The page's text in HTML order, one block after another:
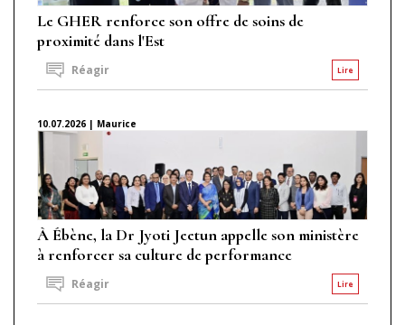
Le GHER renforce son offre de soins de
proximité dans l'Est
Lire
Réagir
10.07.2026 | Maurice
À Ébène, la Dr Jyoti Jeetun appelle son ministère
à renforcer sa culture de performance
Lire
Réagir